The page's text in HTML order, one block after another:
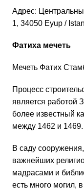
Адрес:
1, 34050 Eyup /
Фатиха мечеть
Мечеть Фатих
Процесс
является работой
более известный
между 1462 и 1469.
В саду
важнейших
мадрасами и
есть много могил,